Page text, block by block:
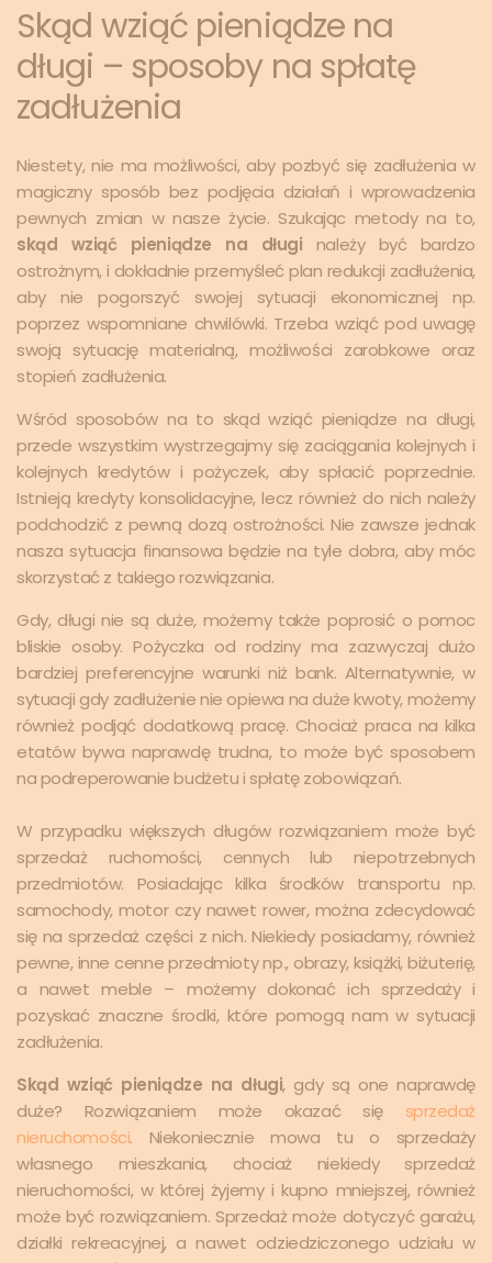
Skąd wziąć pieniądze na
długi – sposoby na spłatę
zadłużenia
Niestety, nie ma możliwości, aby pozbyć się zadłużenia w
magiczny sposób bez podjęcia działań i wprowadzenia
pewnych zmian w nasze życie. Szukając metody na to,
skąd wziąć pieniądze na długi należy być bardzo
ostrożnym, i dokładnie przemyśleć plan redukcji zadłużenia,
aby nie pogorszyć swojej sytuacji ekonomicznej np.
poprzez wspomniane chwilówki. Trzeba wziąć pod uwagę
swoją sytuację materialną, możliwości zarobkowe oraz
stopień zadłużenia.
Wśród sposobów na to skąd wziąć pieniądze na długi,
przede wszystkim wystrzegajmy się zaciągania kolejnych i
kolejnych kredytów i pożyczek, aby spłacić poprzednie.
Istnieją kredyty konsolidacyjne, lecz również do nich należy
podchodzić z pewną dozą ostrożności. Nie zawsze jednak
nasza sytuacja finansowa będzie na tyle dobra, aby móc
skorzystać z takiego rozwiązania.
Gdy, długi nie są duże, możemy także poprosić o pomoc
bliskie osoby. Pożyczka od rodziny ma zazwyczaj dużo
bardziej preferencyjne warunki niż bank. Alternatywnie, w
sytuacji gdy zadłużenie nie opiewa na duże kwoty, możemy
również podjąć dodatkową pracę. Chociaż praca na kilka
etatów bywa naprawdę trudna, to może być sposobem
na podreperowanie budżetu i spłatę zobowiązań.
W przypadku większych długów rozwiązaniem może być
sprzedaż ruchomości, cennych lub niepotrzebnych
przedmiotów. Posiadając kilka środków transportu np.
samochody, motor czy nawet rower, można zdecydować
się na sprzedaż części z nich. Niekiedy posiadamy, również
pewne, inne cenne przedmioty np., obrazy, książki, biżuterię,
a nawet meble – możemy dokonać ich sprzedaży i
pozyskać znaczne środki, które pomogą nam w sytuacji
zadłużenia.
Skąd wziąć pieniądze na długi, gdy są one naprawdę
duże? Rozwiązaniem może okazać się sprzedaż
nieruchomości. Niekoniecznie mowa tu o sprzedaży
własnego mieszkania, chociaż niekiedy sprzedaż
nieruchomości, w której żyjemy i kupno mniejszej, również
może być rozwiązaniem. Sprzedaż może dotyczyć garażu,
działki rekreacyjnej, a nawet odziedziczonego udziału w